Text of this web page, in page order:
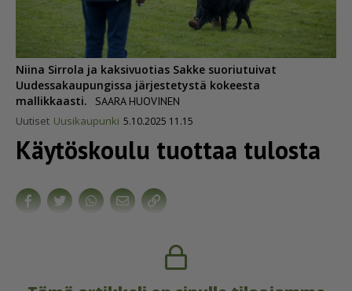
Niina Sirrola ja kaksivuotias Sakke suoriutuivat
Uudessakaupungissa järjestetystä kokeesta
mallikkaasti.
SAARA HUOVINEN
Uutiset Uusikaupunki 5.10.2025 11.15
Käytöskoulu tuottaa tulosta